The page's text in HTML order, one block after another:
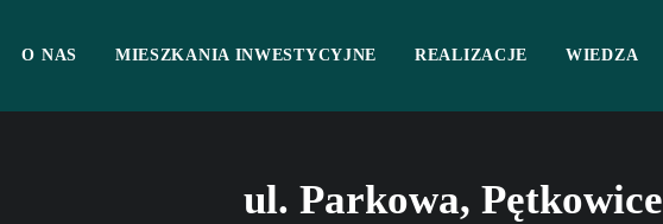
O NAS MIESZKANIA INWESTYCYJNE REALIZACJE WIEDZA
ul. Parkowa, Pętkowice